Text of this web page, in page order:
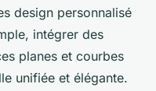
design personnalisé
intégrer des
planes et courbes
unifiée et élégante.